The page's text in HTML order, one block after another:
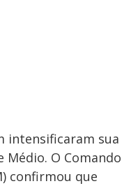
intensificaram sua
O Comando
confirmou que